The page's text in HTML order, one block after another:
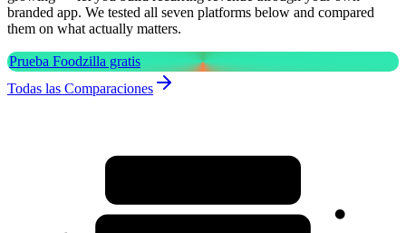
branded app. We tested all seven platforms below and compared
them on what actually matters.
Prueba Foodzilla gratis
Todas las Comparaciones